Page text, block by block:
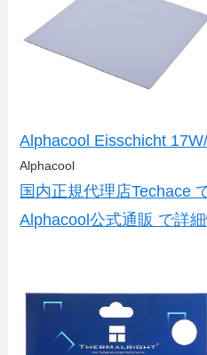
Alphacool Eisschicht
Alphacool
国内正規代理店Techace
Alphacool公式通販 で詳